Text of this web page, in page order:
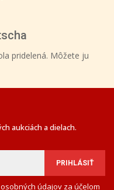
pridelená. Môžete ju
aukciách a dielach.
údajov za účelom